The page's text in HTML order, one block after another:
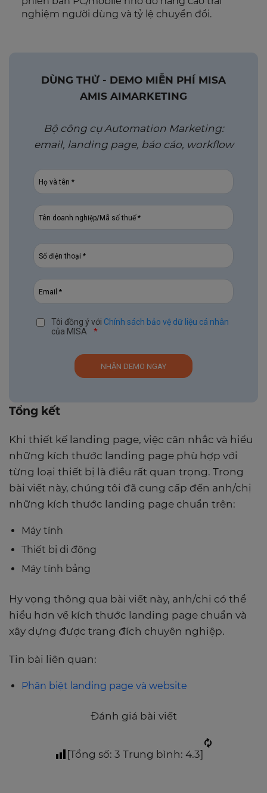
nghiệm người dùng và tỷ lệ chuyển đổi.
DÙNG THỬ - DEMO MIỄN PHÍ MISA
AMIS AIMARKETING
Bộ công cụ Automation Marketing:
email, landing page, báo cáo, workflow
Tôi đồng ý với Chính sách bảo vệ dữ liệu cá nhân
của MISA
*
Tổng kết
Khi thiết kế landing page, việc cân nhắc và hiểu
những kích thước landing page phù hợp với
từng loại thiết bị là điều rất quan trọng. Trong
bài viết này, chúng tôi đã cung cấp đến anh/chị
những kích thước landing page chuẩn trên:
Máy tính
Thiết bị di động
Máy tính bảng
Hy vọng thông qua bài viết này, anh/chị có thể
hiểu hơn về kích thước landing page chuẩn và
xây dựng được trang đích chuyên nghiệp.
Tin bài liên quan:
Phân biệt landing page và website
Đánh giá bài viết
[Tổng số: 3 Trung bình: 4.3]